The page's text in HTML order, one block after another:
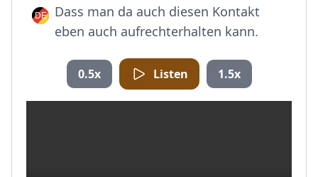
Dass man da auch diesen Kontakt
eben auch aufrechterhalten kann.
0.5x Listen 1.5x